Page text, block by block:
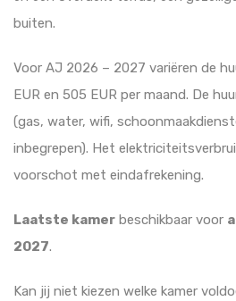
buiten.
Voor AJ 2026 – 2027 variëren de
EUR en 505 EUR per maand. De
(gas, water, wifi,
inbegrepen). Het
voorschot met eindafrekening.
Laatste kamer beschikbaar voor
2027.
Kan jij niet kiezen welke kamer